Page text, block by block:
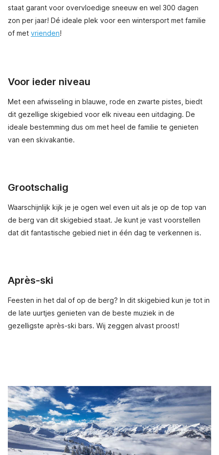
staat garant voor overvloedige sneeuw en wel 300 dagen
zon per jaar! Dé ideale plek voor een wintersport met familie
of met vrienden!
Voor ieder niveau
Met een afwisseling in blauwe, rode en zwarte pistes, biedt
dit gezellige skigebied voor elk niveau een uitdaging. De
ideale bestemming dus om met heel de familie te genieten
van een skivakantie.
Grootschalig
Waarschijnlijk kijk je je ogen wel even uit als je op de top van
de berg van dit skigebied staat. Je kunt je vast voorstellen
dat dit fantastische gebied niet in één dag te verkennen is.
Après-ski
Feesten in het dal of op de berg? In dit skigebied kun je tot in
de late uurtjes genieten van de beste muziek in de
gezelligste après-ski bars. Wij zeggen alvast proost!